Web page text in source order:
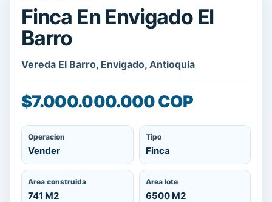
Finca En Envigado El
Barro
Vereda El Barro, Envigado, Antioquia
$7.000.000.000 COP
Operacion
Vender
Tipo
Finca
Area construida
741 M2
Area lote
6500 M2